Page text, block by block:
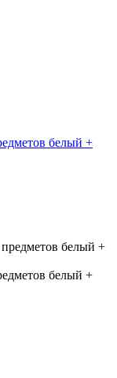
белый +
белый +